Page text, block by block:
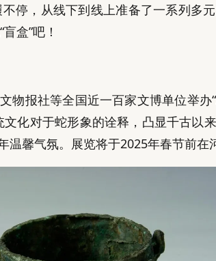
停，从线下到线上准备了一系列多
盒”吧！
物报社等全国近一百家文博单位举
化对于蛇形象的诠释，凸显千古以
馨气氛。展览将于2025年春节前在